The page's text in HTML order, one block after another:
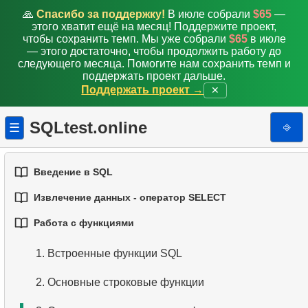
🙏 Спасибо за поддержку! В июле собрали $65 —
этого хватит ещё на месяц! Поддержите проект,
чтобы сохранить темп. Мы уже собрали $65в июле
— этого достаточно, чтобы продолжить работу до
следующего месяца. Помогите нам сохранить темп и
поддержать проект дальше.
Поддержать проект →
✕
☰ SQLtest.online ⎆
Введение в SQL
1.Введение в базы данных
Типы баз данных
3. Концепции реляционных баз данных
4. Базовые типы данных
Извлечение данных - оператор SELECT
1.Выборка данных из таблицы
2. Фильтрация данных
3. Объединение нескольких условий
Работа с функциями
1. Встроенные функции SQL
2. Основные строковые функции